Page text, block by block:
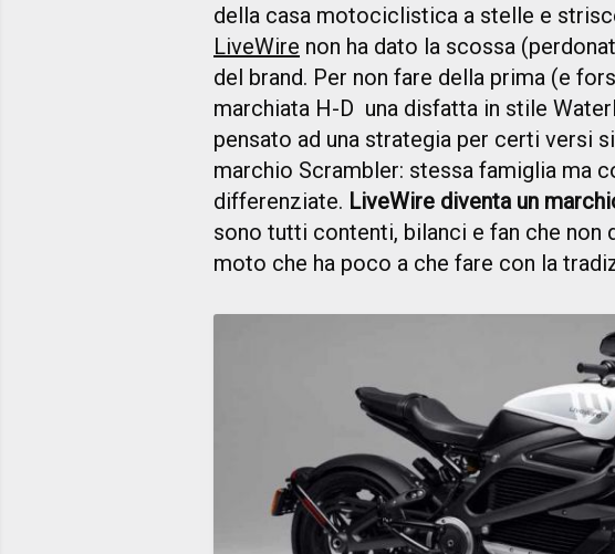
della casa motociclistica a stelle e
LiveWire non ha dato la scossa
del brand. Per non fare della prima (e
marchiata H-D una disfatta in stile
pensato ad una strategia per certi versi
marchio Scrambler: stessa famiglia ma
differenziate. LiveWire diventa un
sono tutti contenti, bilanci e fan che non
moto che ha poco a che fare con la